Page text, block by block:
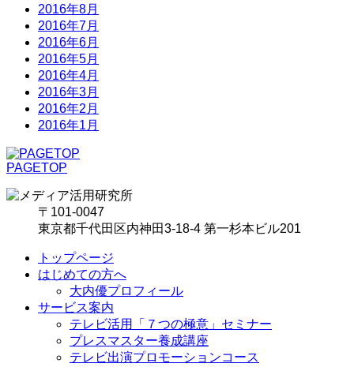
2016年8月
2016年7月
2016年6月
2016年5月
2016年4月
2016年3月
2016年2月
2016年1月
PAGETOP
〒101-0047
東京都千代田区内神田3-18-4 第一杉本ビル201
トップページ
はじめての方へ
大内優プロフィール
サービス案内
テレビ活用「７つの極意」セミナー
プレスマスター養成講座
テレビ出演プロモーションコース